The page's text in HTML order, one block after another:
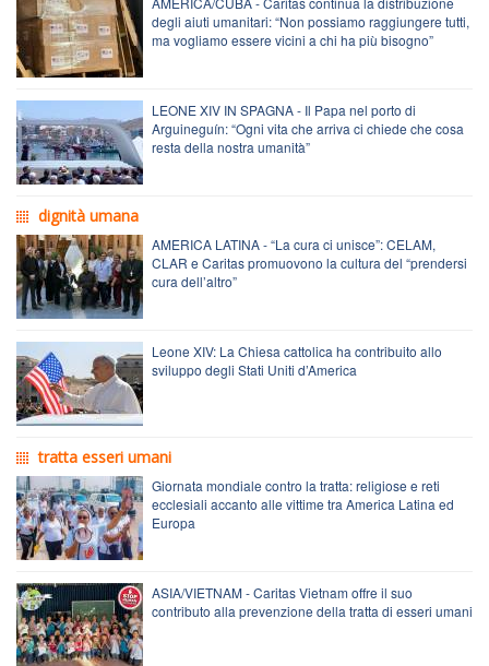
degli aiuti umanitari: “Non possiamo raggiungere tutti,
ma vogliamo essere vicini a chi ha più bisogno”
LEONE XIV IN SPAGNA - Il Papa nel porto di
Arguineguín: “Ogni vita che arriva ci chiede che cosa
resta della nostra umanità”
dignità umana
AMERICA LATINA - “La cura ci unisce”: CELAM,
CLAR e Caritas promuovono la cultura del “prendersi
cura dell’altro”
Leone XIV: La Chiesa cattolica ha contribuito allo
sviluppo degli Stati Uniti d’America
tratta esseri umani
Giornata mondiale contro la tratta: religiose e reti
ecclesiali accanto alle vittime tra America Latina ed
Europa
ASIA/VIETNAM - Caritas Vietnam offre il suo
contributo alla prevenzione della tratta di esseri umani